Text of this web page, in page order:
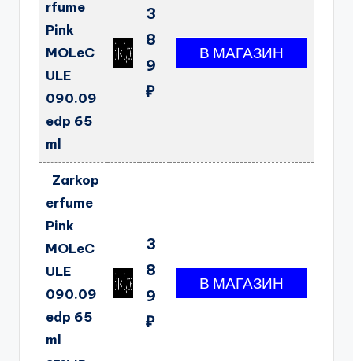
rfume
Pink
MOLeC
ULE
090.09
edp 65
ml
3
8
9
₽
Zarkop
erfume
Pink
MOLeC
ULE
090.09
edp 65
ml
3
8
9
₽